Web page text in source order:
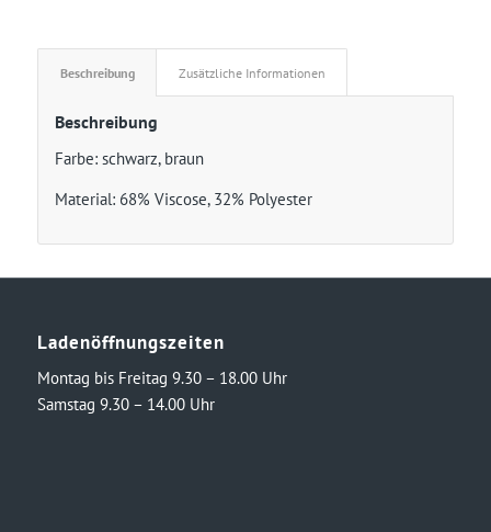
Beschreibung Zusätzliche Informationen
Beschreibung
Farbe: schwarz, braun
Material: 68% Viscose, 32% Polyester
Ladenöffnungszeiten
Montag bis Freitag 9.30 – 18.00 Uhr
Samstag 9.30 – 14.00 Uhr